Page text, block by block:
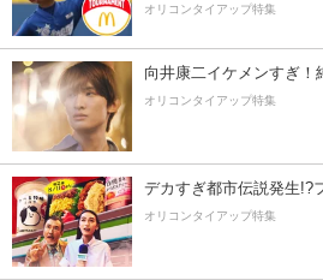
オリコンタイアップ特集
向井康二イケメンすぎ！
オリコンタイアップ特集
デカすぎ都市伝説発生!?
オリコンタイアップ特集